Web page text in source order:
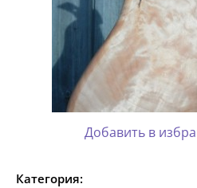
Добавить в
Категория: